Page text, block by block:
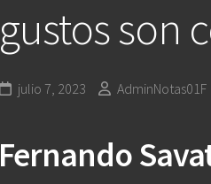
gustos son
julio 7, 2023 AdminNotas01F
Fernando